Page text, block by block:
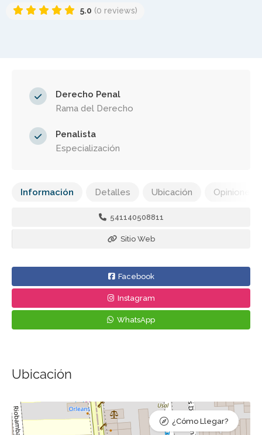
5.0 (0 reviews)
Derecho Penal
Rama del Derecho
Penalista
Especialización
Información Detalles Ubicación Opiniones
541140508811
Sitio Web
Facebook
Instagram
WhatsApp
Ubicación
¿Cómo Llegar?